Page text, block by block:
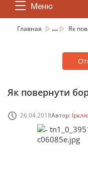
Меню
Главная ... Як
Як повернути
26.04.2018Автор: